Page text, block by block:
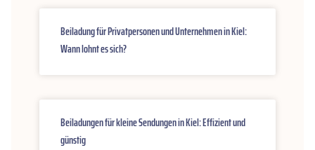
Beiladung für Privatpersonen und Unternehmen in Kiel:
Wann lohnt es sich?
Beiladungen für kleine Sendungen in Kiel: Effizient und
günstig